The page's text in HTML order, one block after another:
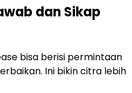
dan Sikap
bisa berisi permintaan
Ini bikin citra lebih